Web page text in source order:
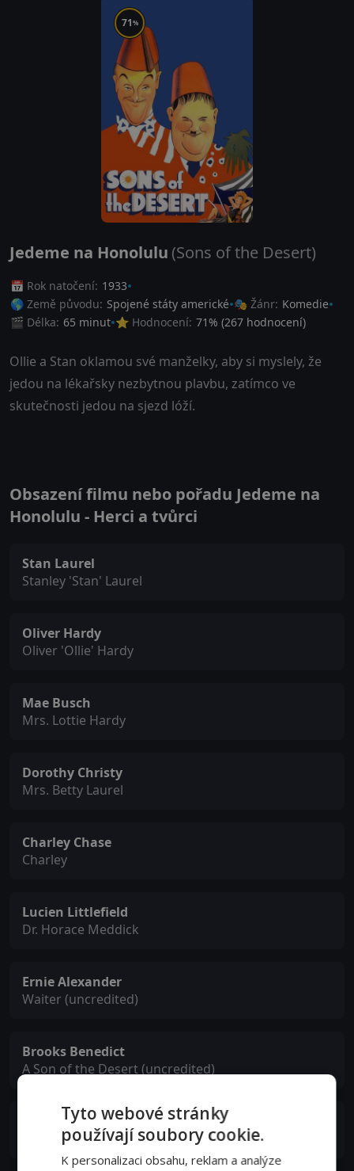
71%
Jedeme na Honolulu (Sons of the Desert)
📅 Rok natočení: 1933
🌎 Země původu: Spojené státy americké 🎭 Žánr: Komedie
🎬 Délka: 65 minut ⭐ Hodnocení: 71% (267 hodnocení)
Ollie a Stan oklamou své manželky, aby si myslely, že
jedou na lékařsky nezbytnou plavbu, zatímco ve
skutečnosti jedou na sjezd lóží.
Obsazení filmu nebo pořadu Jedeme na
Honolulu - Herci a tvůrci
Stan Laurel
Stanley 'Stan' Laurel
Oliver Hardy
Oliver 'Ollie' Hardy
Mae Busch
Mrs. Lottie Hardy
Dorothy Christy
Mrs. Betty Laurel
Charley Chase
Charley
Lucien Littlefield
Dr. Horace Meddick
Ernie Alexander
Waiter (uncredited)
Brooks Benedict
A Son of the Desert (uncredited)
Charita
Lead Hula Dancer (uncredited)
Tyto webové stránky
používají soubory cookie.
K personalizaci obsahu, reklam a analýze